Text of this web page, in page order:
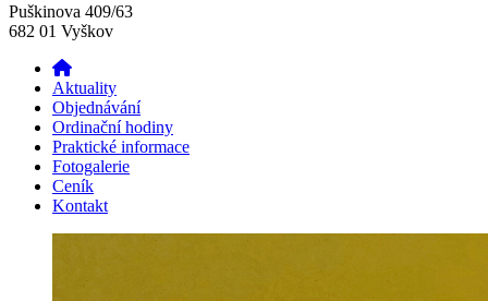
Puškinova 409/63
682 01 Vyškov
Aktuality
Objednávání
Ordinační hodiny
Praktické informace
Fotogalerie
Ceník
Kontakt